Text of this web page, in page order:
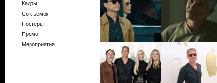
Кадры
Со съемок
Постеры
Промо
Мероприятия